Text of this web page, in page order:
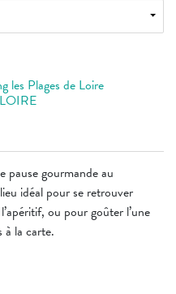
pause gourmande au
idéal pour se retrouver
ou pour goûter l’une
à la carte.
les Plages de Loire